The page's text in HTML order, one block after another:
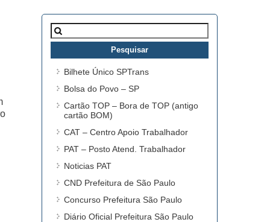
Pesquisar
por:
Bilhete Único SPTrans
Bolsa do Povo – SP
Cartão TOP – Bora de TOP (antigo
cartão BOM)
CAT – Centro Apoio Trabalhador
PAT – Posto Atend. Trabalhador
Noticias PAT
CND Prefeitura de São Paulo
Concurso Prefeitura São Paulo
Diário Oficial Prefeitura São Paulo